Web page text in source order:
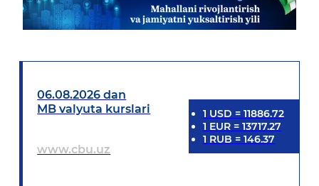
06.08.2026 dan
MB valyuta kurslari
www.cbu.uz
1 USD = 11886.72
1 EUR= 13717.27
1 RUB = 146.37